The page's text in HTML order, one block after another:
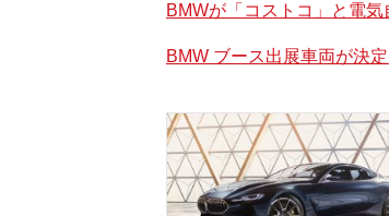
BMWが「コストコ」と電
BMW ブース出展車両が決